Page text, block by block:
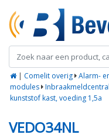
| Comelit overig Alarm-
modules
kunststof kast, voeding 1,5a
VEDO34NL